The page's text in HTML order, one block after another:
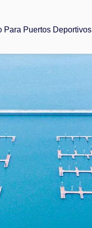
Para Puertos Deportivos